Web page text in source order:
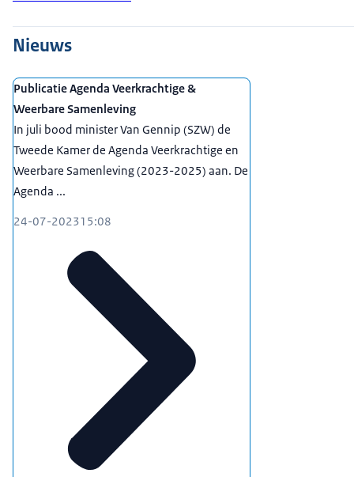
Nieuws
Publicatie Agenda Veerkrachtige &
Weerbare Samenleving
In juli bood minister Van Gennip (SZW) de
Tweede Kamer de Agenda Veerkrachtige en
Weerbare Samenleving (2023-2025) aan. De
Agenda ...
24-07-202315:08